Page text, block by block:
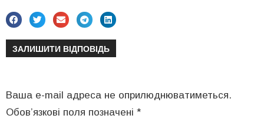
ЗАЛИШИТИ ВІДПОВІДЬ
Ваша e-mail адреса не оприлюднюватиметься.
Обов’язкові поля позначені *